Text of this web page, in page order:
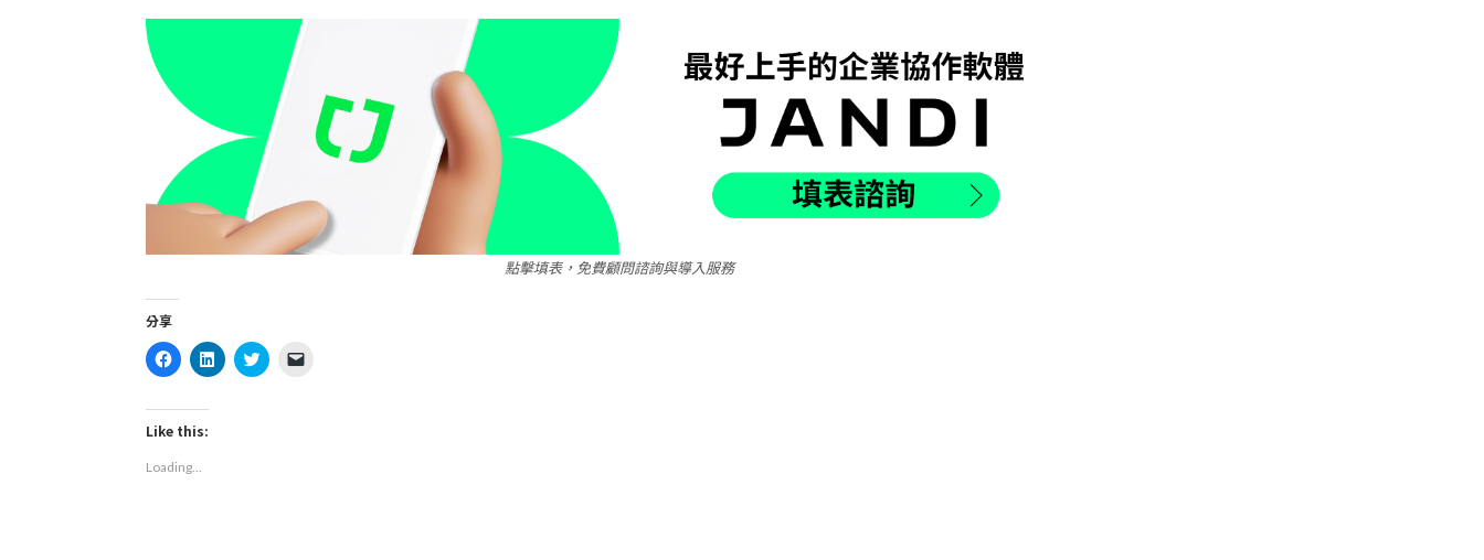
點擊填表，免費顧問諮詢與導入服務
分享
Click
to
Facebook
(Opens
in
window)
Click
to
Click
to
Like this:
Loading...